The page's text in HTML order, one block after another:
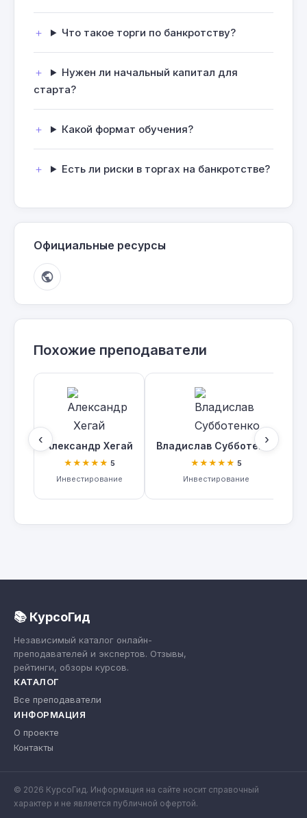
Что такое торги по банкротству?
Нужен ли начальный капитал для
старта?
Какой формат обучения?
Есть ли риски в торгах на банкротстве?
Официальные ресурсы
Похожие преподаватели
‹ Александр Хегай
★★★★★ 5
Инвестирование
Владислав Субботенко
★★★★★ 5
Инвестирование
›
📚 КурсоГид
Независимый каталог онлайн-
преподавателей и экспертов. Отзывы,
рейтинги, обзоры курсов.
КАТАЛОГ
Все преподаватели
ИНФОРМАЦИЯ
О проекте
Контакты
© 2026 КурсоГид. Информация на сайте носит справочный
характер и не является публичной офертой.